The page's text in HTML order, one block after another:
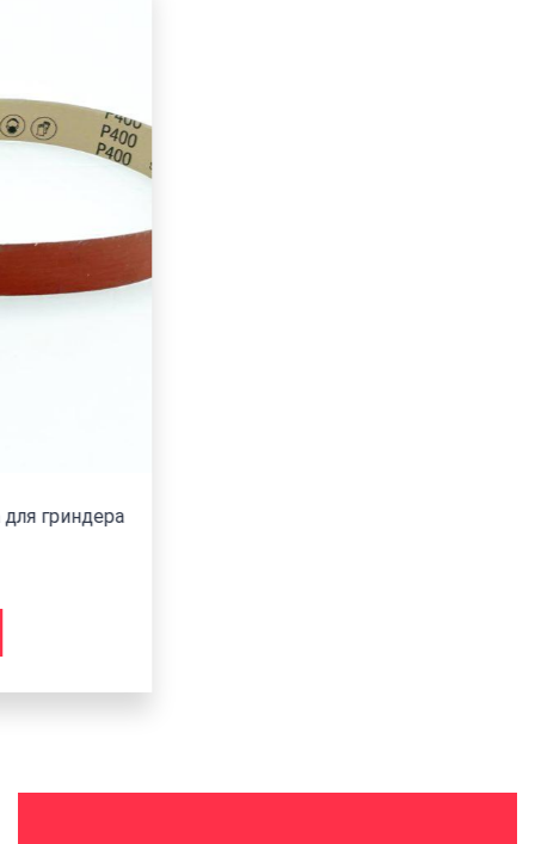
Лента 3M A100 (P200) 1250*50 337DC лента для